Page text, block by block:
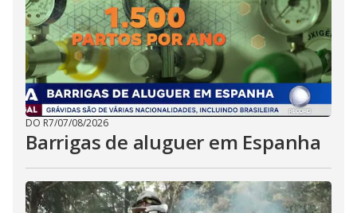
DO R7/07/08/2026
Barrigas de aluguer em Espanha